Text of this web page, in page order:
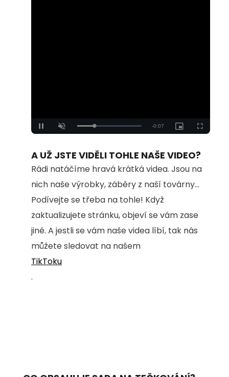
Unmute Loaded:
100.00%
A UŽ JSTE VIDĚLI TOHLE NAŠE VIDEO?
Rádi natáčíme hravá krátká videa. Jsou na
nich naše výrobky, záběry z naší továrny...
Podívejte se třeba na tohle! Když
zaktualizujete stránku, objeví se vám zase
jiné. A jestli se vám naše videa líbí, tak nás
můžete sledovat na našem
TikToku
.